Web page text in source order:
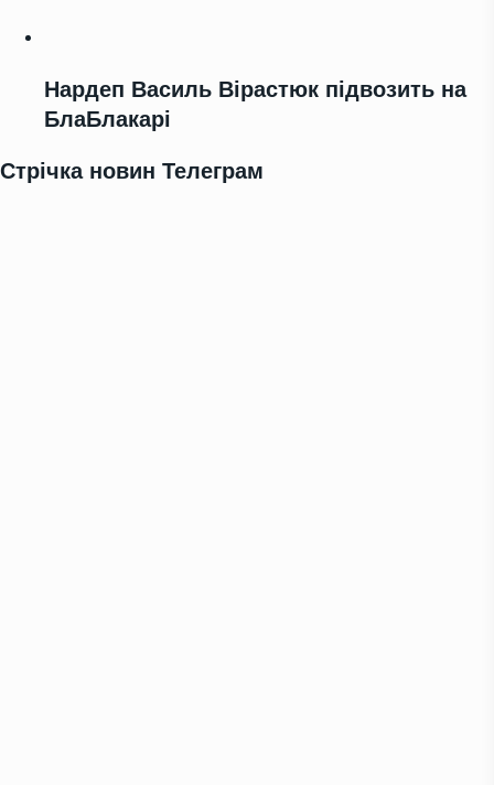
Нардеп Василь Вірастюк підвозить на
БлаБлакарі
Стрічка новин Телеграм